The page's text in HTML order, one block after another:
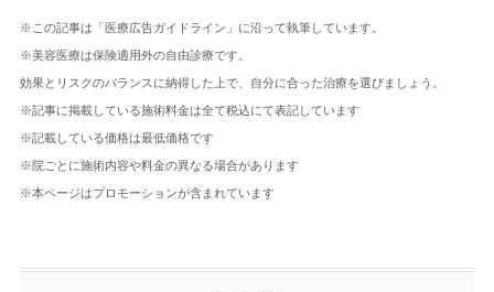
※この記事は「医療広告ガイドライン」に沿って執筆しています。
※美容医療は保険適用外の自由診療です。
効果とリスクのバランスに納得した上で、自分に合った治療を選びましょう。
※記事に掲載している施術料金は全て税込にて表記しています
※記載している価格は最低価格です
※院ごとに施術内容や料金の異なる場合があります
※本ページはプロモーションが含まれています